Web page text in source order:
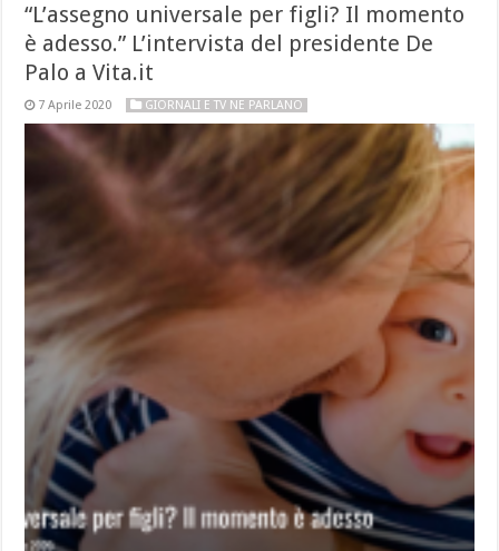
“L’assegno universale per figli? Il momento
è adesso.” L’intervista del presidente De
Palo a Vita.it
7 Aprile 2020 GIORNALI E TV NE PARLANO